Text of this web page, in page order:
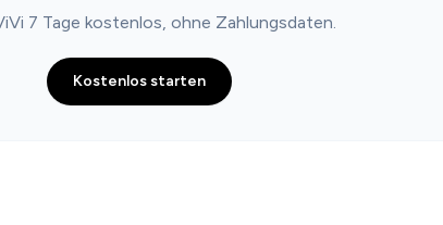
7 Tage kostenlos, ohne Zahlungsdaten.
Kostenlos starten